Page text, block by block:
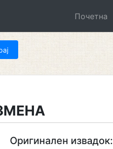
Почетна
Оригинален извадок: